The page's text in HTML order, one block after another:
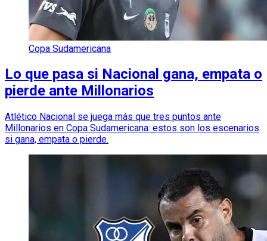
Copa Sudamericana
Lo que pasa si Nacional gana, empata o
pierde ante Millonarios
Atlético Nacional se juega más que tres puntos ante
Millonarios en Copa Sudamericana: estos son los escenarios
si gana, empata o pierde.